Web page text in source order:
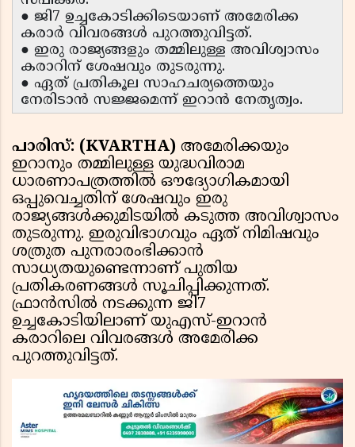
● ജി7 ഉച്ചകോടിക്കിടെയാണ് അമേരിക്ക
കരാർ വിവരങ്ങൾ പുറത്തുവിട്ടത്.
● ഇരു രാജ്യങ്ങളും തമ്മിലുള്ള അവിശ്വാസം
കരാറിന് ശേഷവും തുടരുന്നു.
● ഏത് പ്രതികൂല സാഹചര്യത്തെയും
നേരിടാൻ സജ്ജമെന്ന് ഇറാൻ നേതൃത്വം.
പാരിസ്: (KVARTHA) അമേരിക്കയും
ഇറാനും തമ്മിലുള്ള യുദ്ധവിരാമ
ധാരണാപത്രത്തിൽ ഔദ്യോഗികമായി
ഒപ്പുവെച്ചതിന് ശേഷവും ഇരു
രാജ്യങ്ങൾക്കുമിടയിൽ കടുത്ത അവിശ്വാസം
തുടരുന്നു. ഇരുവിഭാഗവും ഏത് നിമിഷവും
ശത്രുത പുനരാരംഭിക്കാൻ
സാധ്യതയുണ്ടെന്നാണ് പുതിയ
പ്രതികരണങ്ങൾ സൂചിപ്പിക്കുന്നത്.
ഫ്രാൻസിൽ നടക്കുന്ന ജി7
ഉച്ചകോടിയിലാണ് യുഎസ്-ഇറാൻ
കരാറിലെ വിവരങ്ങൾ അമേരിക്ക
പുറത്തുവിട്ടത്.